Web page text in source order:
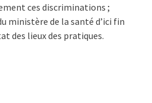
ces discriminations ;
ministère de la santé d’ici fin
des lieux des pratiques.